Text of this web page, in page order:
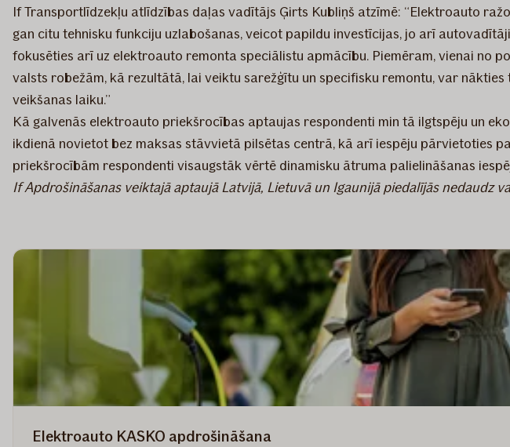
If Transportlīdzekļu atlīdzības daļas vadītājs Ģirts Kubliņš atzīmē: “Elektroauto
gan citu tehnisku funkciju uzlabošanas, veicot papildu investīcijas, jo arī
fokusēties arī uz elektroauto remonta speciālistu apmācību. Piemēram, vienai
valsts robežām, kā rezultātā, lai veiktu sarežģītu un specifisku remontu, var
veikšanas laiku.”
Kā galvenās elektroauto priekšrocības aptaujas respondenti min tā ilgtspēju un
ikdienā novietot bez maksas stāvvietā pilsētas centrā, kā arī iespēju pārvietoties
priekšrocībām respondenti visaugstāk vērtē dinamisku ātruma palielināšanas
If Apdrošināšanas veiktajā aptaujā Latvijā, Lietuvā un Igaunijā piedalījās nedaudz
Elektroauto KASKO apdrošināšana